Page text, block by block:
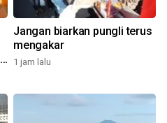
Jangan biarkan pungli terus
mengakar
1 jam lalu